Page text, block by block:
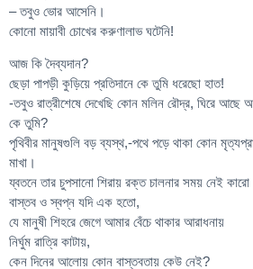
– তবুও ভোর আসেনি।
কোনো মায়াবী চোখের করুণালাভ ঘটেনি!
আজ কি দৈব্যদান?
ছেড়া পাপড়ী কুড়িয়ে প্রতিদানে কে তুমি ধরেছো হাত!
-তবুও রাত্রীশেষে দেখেছি কোন মলিন রৌদ্র, ঘিরে আছে
কে তুমি?
পৃথিবীর মানুষগুলি বড় ব্যস্থ,-পথে পড়ে থাকা কোন
মাখা।
য্বতনে তার চুপসানো শিরায় রক্ত চালনার সময় নেই
বাস্তব ও স্বপ্ন যদি এক হতো,
যে মানুষী শিহরে জেগে আমার বেঁচে থাকার আরাধনায়
নির্ঘুম রাত্রি কাটায়,
কেন দিনের আলোয় কোন বাস্তবতায় কেউ নেই?